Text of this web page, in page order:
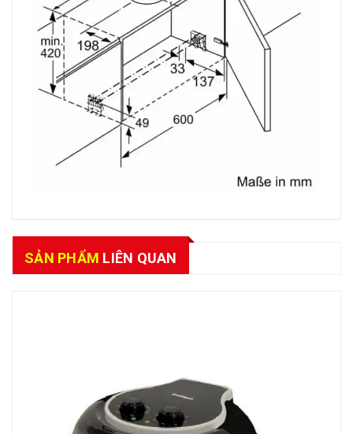
SẢN PHẨM LIÊN QUAN